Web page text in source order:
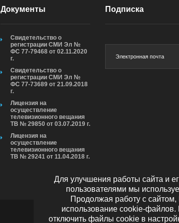
Документы
Свидетельство о
регистрации СМИ Эл №
ФС 77-79468 от 02.11.2020
г.
Свидетельство о
регистрации СМИ Эл №
ФС 77-73689 от 21.09.2018
г.
Лицензия на
осуществление
телевизионного вещания
ТВ № 29850 от 03.07.2019 г.
Лицензия на
осуществление
телевизионного вещания
ТВ № 29241 от 11.04.2018 г.
Подписка
Для улучшения работы сайта и
пользователями мы
Продолжая работу с
использование cookie-
отключить файлы cookie в